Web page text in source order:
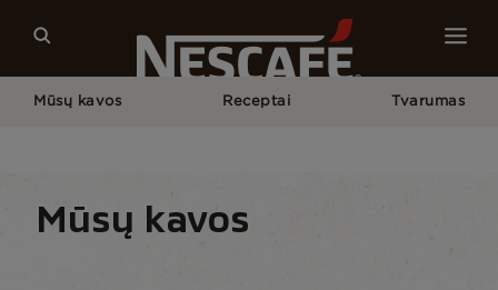
Mūsų kavos Receptai Tvarumas
Mūsų kavos